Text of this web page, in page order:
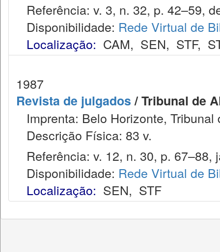
Referência: v. 3, n. 32, p. 42–59,
Disponibilidade: Rede Virtual de
Localização: CAM, SEN, STF,
1987
Revista de julgados/ Tribunal de
Imprenta: Belo Horizonte,
Descrição Física: 83 v.
Referência: v. 12, n. 30, p. 67–88,
Disponibilidade: Rede Virtual de
Localização: SEN, STF